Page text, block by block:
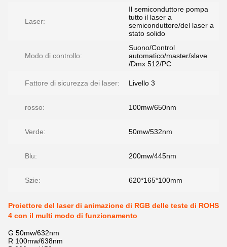
Laser:
Il semiconduttore pompa
tutto il laser a
semiconduttore/del laser a
stato solido
Modo di controllo:
Suono/Control
automatico/master/slave
/Dmx 512/PC
Fattore di sicurezza dei laser: Livello 3
rosso: 100mw/650nm
Verde: 50mw/532nm
Blu: 200mw/445nm
Szie: 620*165*100mm
Proiettore del laser di animazione di RGB delle teste di ROHS
4 con il multi modo di funzionamento
G 50mw/632nm
R 100mw/638nm